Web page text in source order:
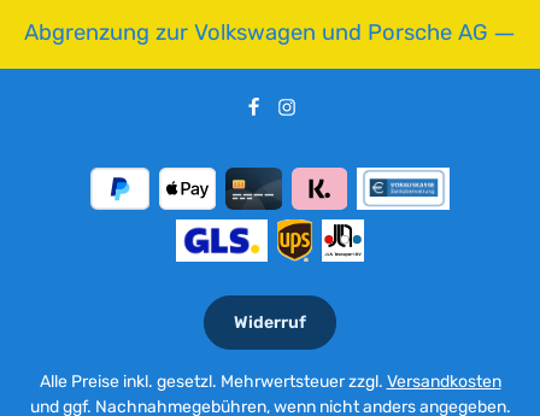
Abgrenzung zur Volkswagen und Porsche AG
Widerruf
Alle Preise inkl. gesetzl. Mehrwertsteuer zzgl. Versandkosten
und ggf. Nachnahmegebühren, wenn nicht anders angegeben.